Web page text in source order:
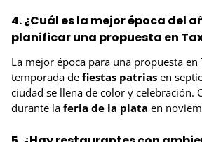
4. ¿Cuál es la mejor época del
planificar una propuesta en
La mejor época para una propuesta en
temporada de fiestas patrias en
ciudad se llena de color y celebración.
durante la feria de la plata en